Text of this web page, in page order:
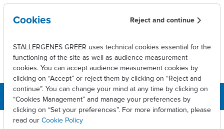
Skip to main content
BreadcrumbPress releases
Cookies Reject and continue
STALLERGENES GREER uses technical cookies essential for the
functioning of the site as well as audience measurement
cookies. You can accept audience measurement cookies by
clicking on “Accept” or reject them by clicking on “Reject and
continue”. You can change your mind at any time by clicking on
“Cookies Management” and manage your preferences by
clicking on “Set your preferences”. For more information, please
read our Cookie Policy